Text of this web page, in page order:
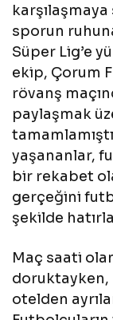
sporun
Süper Lig’e
ekip, Çorum
rövanş
paylaşmak
yaşananlar,
bir rekabet
gerçeğini
şekilde
Maç saati
doruktayken,
otelden